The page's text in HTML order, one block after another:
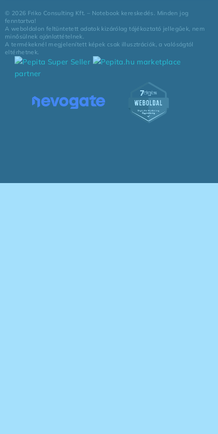
© 2026 Friko Consulting Kft. – Notebook kereskedés. Minden jog
fenntartva!
A weboldalon feltüntetett adatok kizárólag tájékoztató jellegűek, nem
minősülnek ajánlattételnek.
A termékeknél megjelenített képek csak illusztrációk, a valóságtól
eltérhetnek.
marketplace
partner